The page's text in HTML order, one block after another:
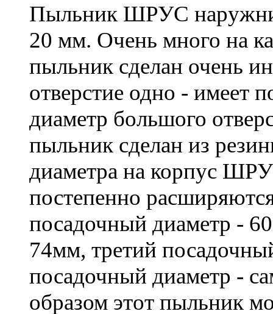
Пыльник ШРУС
20 мм. Очень много на
пыльник сделан очень
отверстие одно - имеет
диаметр большого
пыльник сделан из
диаметра на корпус
постепенно
посадочный диаметр -
74мм, третий
посадочный диаметр -
образом этот пыльник